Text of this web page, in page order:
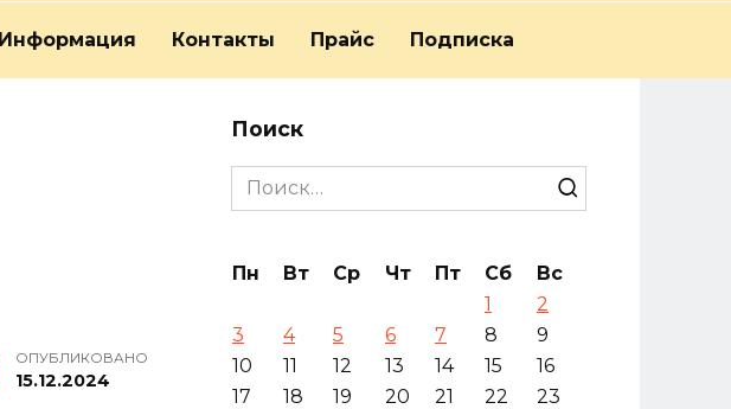
Информация Контакты Прайс Подписка
ОПУБЛИКОВАНО
15.12.2024
Поиск
Search
for:
Пн Вт Ср Чт Пт Сб
Вс
1
2
3
4 5 6 7 8
9
10
11 12 13 14 15
16
17
18 19 20 21 22
23